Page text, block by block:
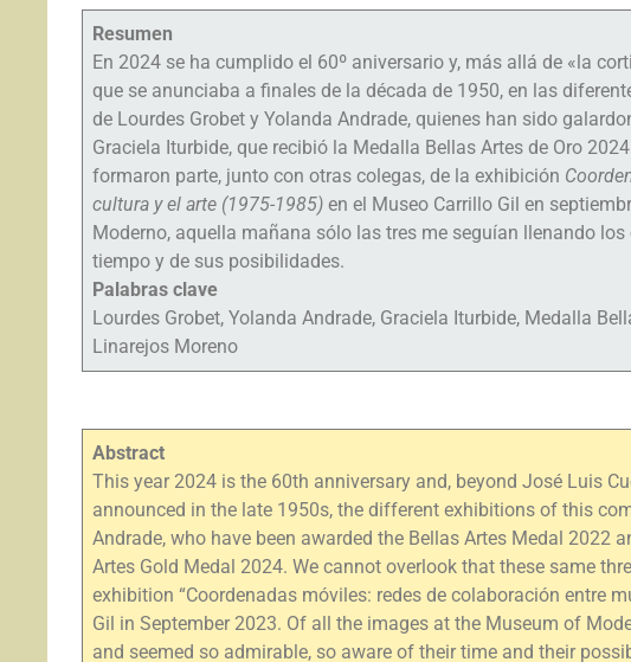
Resumen
En 2024 se ha cumplido el 60º aniversario y, más allá de «la
que se anunciaba a finales de la década de 1950, en las
de Lourdes Grobet y Yolanda Andrade, quienes han sido
Graciela Iturbide, que recibió la Medalla Bellas Artes de Oro
formaron parte, junto con otras colegas, de la exhibición
cultura y el arte (1975-1985) en el Museo Carrillo Gil en
Moderno, aquella mañana sólo las tres me seguían llenando
tiempo y de sus posibilidades.
Palabras clave
Lourdes Grobet, Yolanda Andrade, Graciela Iturbide, Medalla
Linarejos Moreno
Abstract
This year 2024 is the 60th anniversary and, beyond José Luis
announced in the late 1950s, the different exhibitions of this
Andrade, who have been awarded the Bellas Artes Medal 2022
Artes Gold Medal 2024. We cannot overlook that these same
exhibition “Coordenadas móviles: redes de colaboración entre
Gil in September 2023. Of all the images at the Museum of
and seemed so admirable, so aware of their time and their